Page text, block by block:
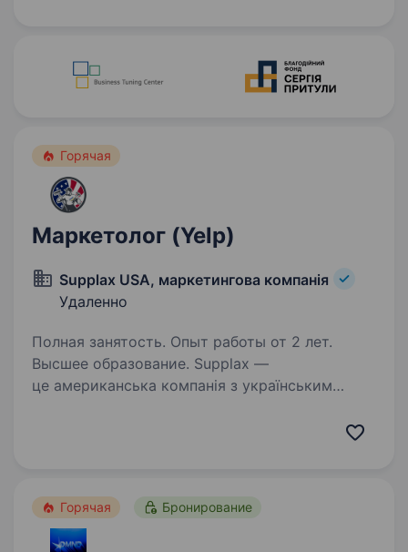
Горячая
Маркетолог (Yelp)
Supplax USA, маркетингова компанія
Удаленно
Полная занятость. Опыт работы от 2 лет.
Высшее образование. Supplax —
це американська компанія з українським
розвивається на ринку. Ми виконуємо роль
Горячая Бронирование